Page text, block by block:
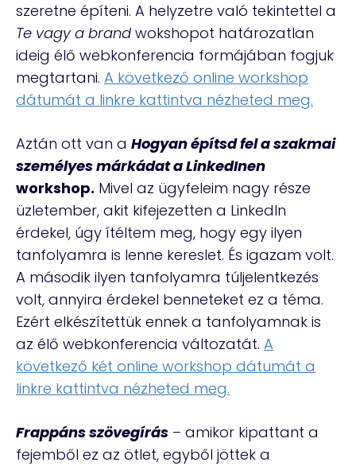
szeretne építeni. A helyzetre való tekintettel a
Te vagy a brand wokshopot határozatlan
ideig élő webkonferencia formájában fogjuk
megtartani. A következő online workshop
dátumát a linkre kattintva nézheted meg.
Aztán ott van a Hogyan építsd fel a szakmai
személyes márkádat a LinkedInen
workshop. Mivel az ügyfeleim nagy része
üzletember, akit kifejezetten a LinkedIn
érdekel, úgy ítéltem meg, hogy egy ilyen
tanfolyamra is lenne kereslet. És igazam volt.
A második ilyen tanfolyamra túljelentkezés
volt, annyira érdekel benneteket ez a téma.
Ezért elkészítettük ennek a tanfolyamnak is
az élő webkonferencia változatát. A
következő két online workshop dátumát a
linkre kattintva nézheted meg.
Frappáns szövegírás – amikor kipattant a
fejemből ez az ötlet, egyből jöttek a